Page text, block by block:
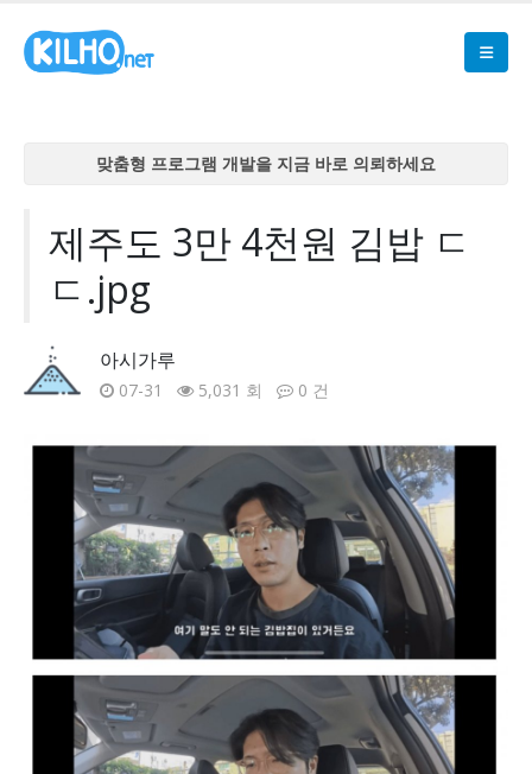
맞춤형 프로그램 개발을 지금 바로 의뢰하세요
맞춤형 프로그램 개발을 지금 바로 의뢰하세요
맞춤형 프로그램 개발을 지금 바로 의뢰하세요
맞춤형 프로그램 개발을 지금 바로 의뢰하세요
제주도 3만 4천원 김밥 ㄷ
ㄷ.jpg
아시가루
07-31 5,031 회 0 건